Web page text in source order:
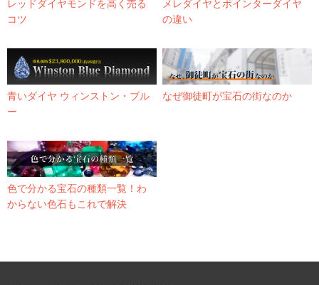
レッドダイヤモンドを高く売る
コツ
メレダイヤとポインターダイヤ
の違い
青いダイヤ ウィンストン・ブル
ー
なぜ御徒町が宝石の街なのか
色で分かる宝石の種類一覧！わ
からない色石もこれで解決